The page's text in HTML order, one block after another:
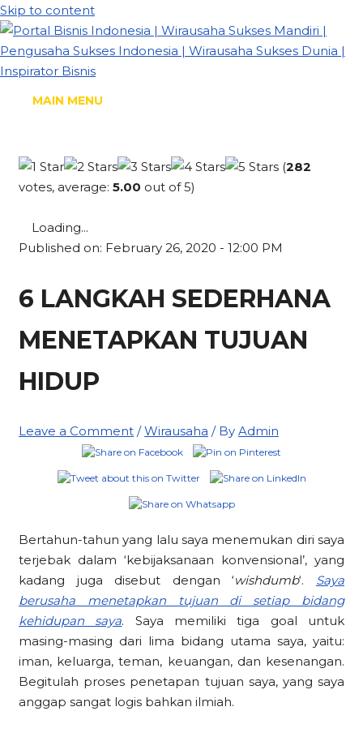
Skip to content
MAIN MENU
(282
votes, average:5.00 out of 5)
Loading...
Published on: February 26, 2020 - 12:00 PM
6 LANGKAH SEDERHANA
MENETAPKAN TUJUAN
HIDUP
Leave a Comment /Wirausaha / ByAdmin
Bertahun-tahun yang lalu saya menemukan diri saya
terjebak dalam ‘kebijaksanaan konvensional’, yang
kadang juga disebut dengan ‘wishdumb‘. Saya
berusaha menetapkan tujuan di setiap bidang
kehidupan saya. Saya memiliki tiga goal untuk
masing-masing dari lima bidang utama saya, yaitu:
iman, keluarga, teman, keuangan, dan kesenangan.
Begitulah proses penetapan tujuan saya, yang saya
anggap sangat logis bahkan ilmiah.